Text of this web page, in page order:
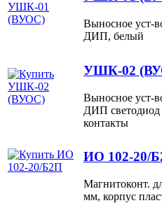
Выносное уст-
ДИП, белый
УШК-02
Выносное уст-
ДИП светодиод
контакты
ИО 102-20/
Магнитоконт.
мм, корпус